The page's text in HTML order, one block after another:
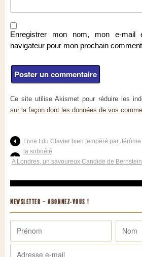
Enregistrer mon nom, mon e-
navigateur pour mon prochain
Ce site utilise Akismet pour réduire les
sur la façon dont les données de vos
Livre I du Clavier bien tempéré par
la sobriété
A Londres, un savoureux Candide de
NEWSLETTER – ABONNEZ-VOUS !